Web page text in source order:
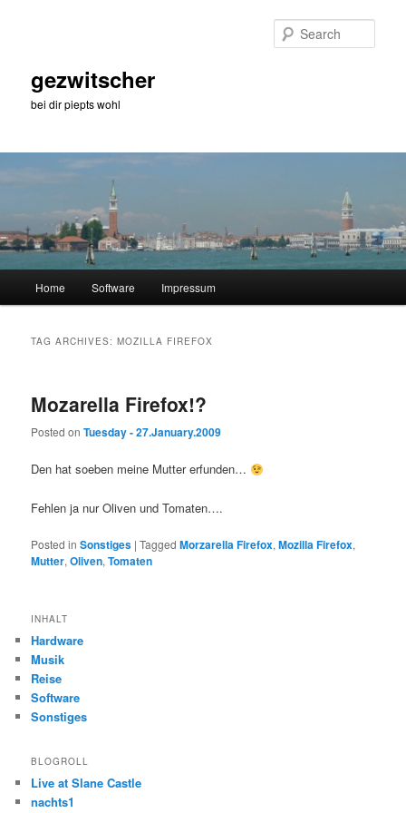
gezwitscher
bei dir piepts wohl
Home Software Impressum
TAG ARCHIVES:MOZILLA FIREFOX
Mozarella Firefox!?
Posted onTuesday - 27.January.2009
Den hat soeben meine Mutter erfunden…
Fehlen ja nur Oliven und Tomaten….
Posted in Sonstiges |Tagged Morzarella Firefox,Mozilla Firefox,
Mutter,Oliven,Tomaten
INHALT
Hardware
Musik
Reise
Software
Sonstiges
BLOGROLL
Live at Slane Castle
nachts1